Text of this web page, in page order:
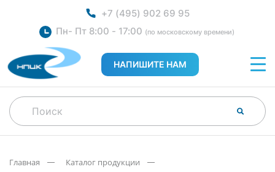
+7 (495) 902 69 95
Пн- Пт 8:00 - 17:00 (по московскому времени)
НАПИШИТЕ НАМ
Главная
Каталог продукции